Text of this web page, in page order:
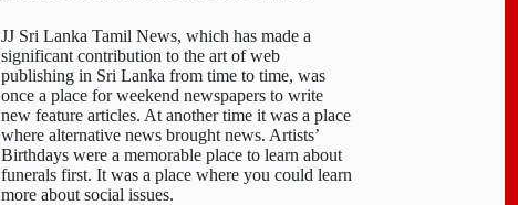
JJ Sri Lanka Tamil News, which has made a
significant contribution to the art of web
publishing in Sri Lanka from time to time, was
once a place for weekend newspapers to write
new feature articles. At another time it was a place
where alternative news brought news. Artists’
Birthdays were a memorable place to learn about
funerals first. It was a place where you could learn
more about social issues.